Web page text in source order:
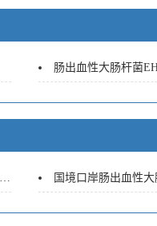
肠出血性大肠杆菌
国境口岸肠出血性大肠